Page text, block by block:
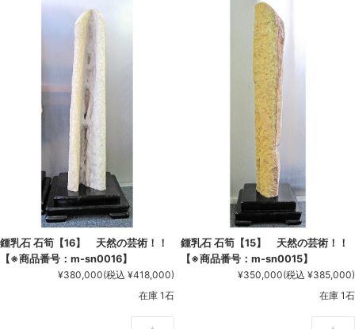
鍾乳石 石筍【16】 天然の芸術！！
【※商品番号：m-sn0016】
¥380,000(税込 ¥418,000)
在庫 1石
鍾乳石 石筍【15】 天然の芸術！！
【※商品番号：m-sn0015】
¥350,000(税込 ¥385,000)
在庫 1石